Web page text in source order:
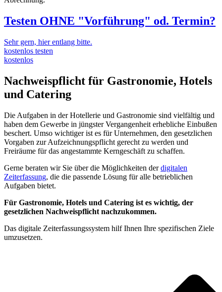
Testen OHNE "Vorführung" od. Termin?
Sehr gern, hier entlang bitte.
kostenlos testen
kostenlos
Nachweispflicht für Gastronomie, Hotels
und Catering
Die Aufgaben in der Hotellerie und Gastronomie sind vielfältig und
haben dem Gewerbe in jüngster Vergangenheit erhebliche Einbußen
beschert. Umso wichtiger ist es für Unternehmen, den gesetzlichen
Vorgaben zur Aufzeichnungspflicht gerecht zu werden und
Freiräume für das angestammte Kerngeschäft zu schaffen.
Gerne beraten wir Sie über die Möglichkeiten derdigitalen
Zeiterfassung, die die passende Lösung für alle betrieblichen
Aufgaben bietet.
Für Gastronomie, Hotels und Catering ist es wichtig, der
gesetzlichen Nachweispflicht nachzukommen.
Das digitale Zeiterfassungssystem hilf Ihnen Ihre spezifischen Ziele
umzusetzen.